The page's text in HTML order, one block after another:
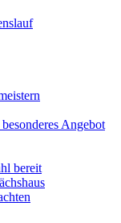
Angebot
bereit